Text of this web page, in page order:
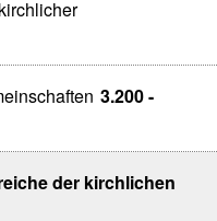
3.200 -
der kirchlichen